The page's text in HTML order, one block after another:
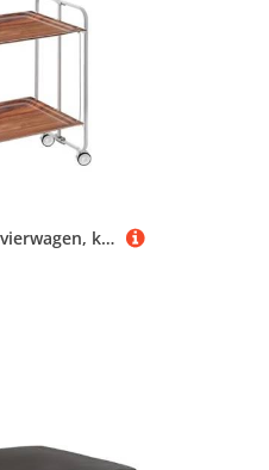
DON HIERRO - Servierwagen, klappbar, 2 Böden, grauem Rahmen. Bauhaus-Zedernholz